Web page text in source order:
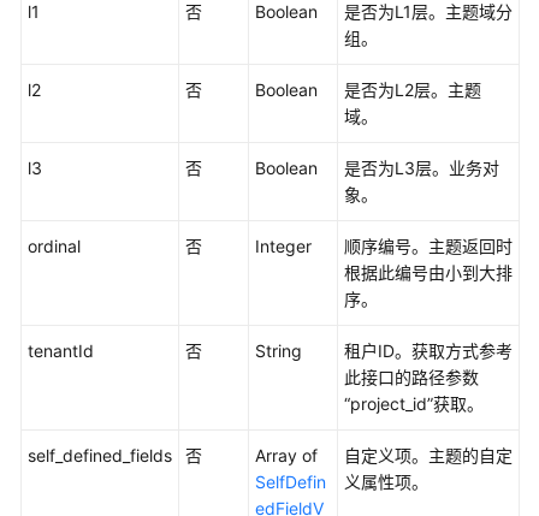
口
主
l1 否 Boolean
是否为L1层。主题域分
组。
l2 否 Boolean
是否为L2层。主题
域。
l3 否 Boolean
是否为L3层。业务对
象。
ordinal 否 Integer
顺序编号。主题返回时
根据此编号由小到大排
序。
tenantId 否 String
租户ID。获取方式参考
此接口的路径参数
“project_id”获取。
self_defined_fields 否
Array of
SelfDefin
edFieldV
自定义项。主题的自定
义属性项。